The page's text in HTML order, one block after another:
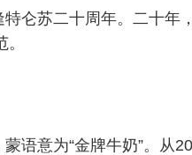
特仑苏二十周年。二十年
蒙语意为“金牌牛奶”。从